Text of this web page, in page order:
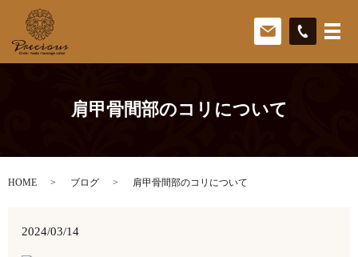
肩甲骨間部のコリについて
HOME ブログ 肩甲骨間部のコリについて
2024/03/14